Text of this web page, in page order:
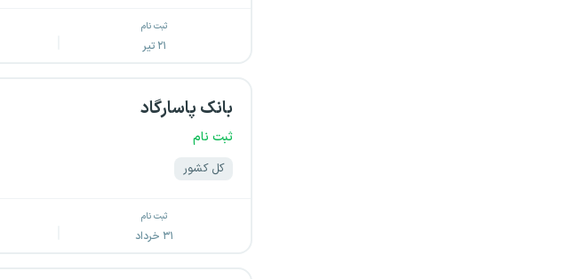
ثبت نام
۲۱ تیر
بانک پاسارگاد
ثبت نام
کل کشور
ثبت نام
۳۱ خرداد